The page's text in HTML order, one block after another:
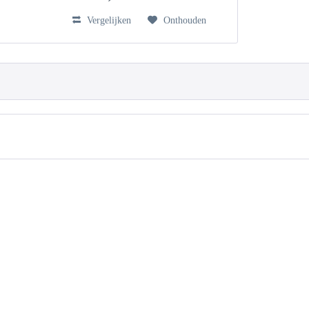
Vergelijken Onthouden